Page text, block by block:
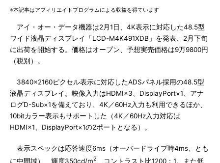
※本記事はアフィリエイトプログラムによる収益を得ています
アイ・オー・データ機器は2月1日、4K表示に対応した48.5型
ワイド液晶ディスプレイ「LCD-M4K491XDB」を発表、2月下旬
に出荷を開始する。価格はオープン、予想実売価格は9万9800円
（税別）。
3840×2160ピクセル表示に対応したADSパネル採用の48.5型
液晶ディスプレイ。映像入力はHDMI×3、DisplayPort×1、アナ
ログD-Sub×1を備えており、4K／60Hz入力も利用できるほか、
10bitカラー表示もサポートした（4K／60Hz入力対応は
HDMI×1、DisplayPort×1の2ポートとなる）。
表示スペックは応答速度6ms（オーバードライブ時4ms、とも
に中間域）、輝度350cd/m2
、コントラスト比1200：1。また低